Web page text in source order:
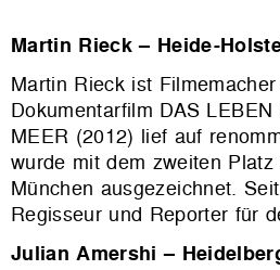
Martin Rieck – Heide-
Martin Rieck ist
Dokumentarfilm DAS
MEER (2012) lief auf
wurde mit dem zweiten
München ausgezeichnet.
Regisseur und Reporter für
Julian Amershi –